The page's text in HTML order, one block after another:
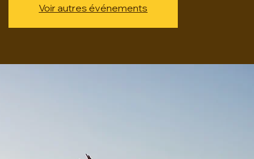
Voir autres événements